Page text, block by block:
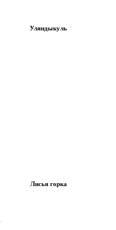
Уляндыкуль
Лисья горка